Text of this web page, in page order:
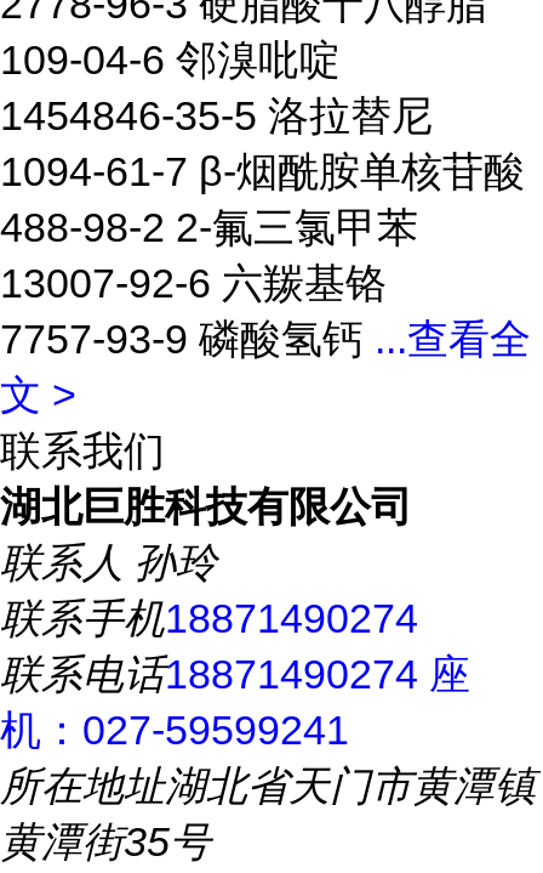
109-04-6 邻溴吡啶
1454846-35-5 洛拉替尼
1094-61-7 β-烟酰胺单核苷酸
488-98-2 2-氟三氯甲苯
13007-92-6 六羰基铬
7757-93-9 磷酸氢钙 ...查看全
文 >
联系我们
湖北巨胜科技有限公司
联系人 孙玲
联系手机18871490274
联系电话18871490274 座
机：027-59599241
所在地址湖北省天门市黄潭镇
黄潭街35号